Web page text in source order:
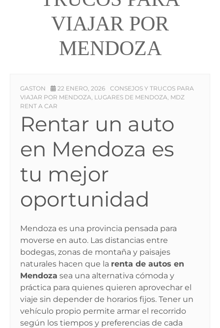
VIAJAR POR
MENDOZA
GASTON 22 ENERO, 2026
CONSEJOS Y TRUCOS PARA
VIAJAR POR MENDOZA LUGARES DE MENDOZA MDZ
RENT A CAR
Rentar un auto
en Mendoza es
tu mejor
oportunidad
Mendoza es una provincia pensada para
moverse en auto. Las distancias entre
bodegas, zonas de montaña y paisajes
naturales hacen que la renta de autos en
Mendoza sea una alternativa cómoda y
práctica para quienes quieren aprovechar el
viaje sin depender de horarios fijos. Tener un
vehículo propio permite armar el recorrido
según los tiempos y preferencias de cada